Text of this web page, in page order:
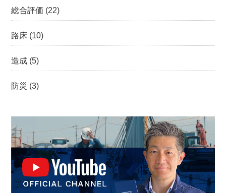
総合評価 (22)
路床 (10)
造成 (5)
防災 (3)